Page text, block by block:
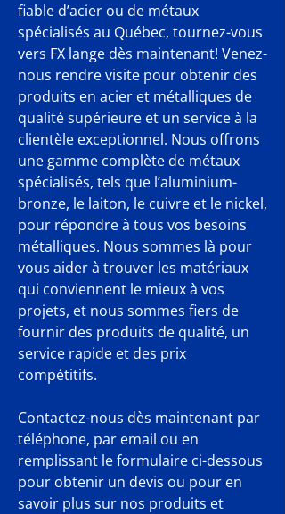
fiable d’acier ou de métaux
spécialisés au Québec, tournez-vous
vers FX lange dès maintenant! Venez-
nous rendre visite pour obtenir des
produits en acier et métalliques de
qualité supérieure et un service à la
clientèle exceptionnel. Nous offrons
une gamme complète de métaux
spécialisés, tels que l’aluminium-
bronze, le laiton, le cuivre et le nickel,
pour répondre à tous vos besoins
métalliques. Nous sommes là pour
vous aider à trouver les matériaux
qui conviennent le mieux à vos
projets, et nous sommes fiers de
fournir des produits de qualité, un
service rapide et des prix
compétitifs.
Contactez-nous dès maintenant par
téléphone, par email ou en
remplissant le formulaire ci-dessous
pour obtenir un devis ou pour en
savoir plus sur nos produits et